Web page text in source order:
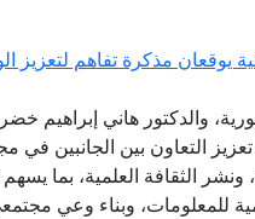
يوقعان مذكرة تفاهم لتعزيز
والدكتور هاني إبراهيم
التعاون بين الجانبين في
ونشر الثقافة العلمية، بما
للمعلومات، وبناء وعي